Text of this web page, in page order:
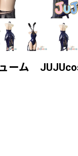
ーム